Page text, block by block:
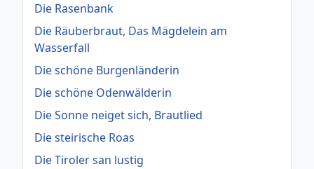
Die Rasenbank
Die Räuberbraut, Das Mägdelein am
Wasserfall
Die schöne Burgenländerin
Die schöne Odenwälderin
Die Sonne neiget sich, Brautlied
Die steirische Roas
Die Tiroler san lustig